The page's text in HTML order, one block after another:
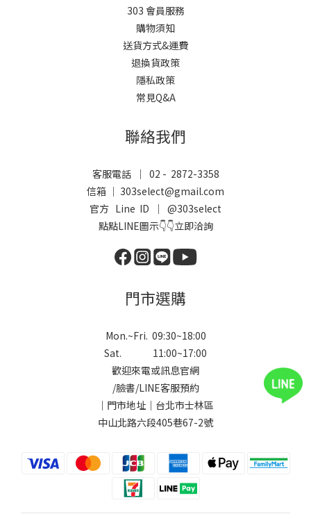
303 會員服務
購物須知
送貨方式&運費
退換貨政策
隱私政策
常見Q&A
聯絡我們
客服電話 ｜ 02 - 2872-3358
信箱 ｜ 303select@gmail.com
官方 Line ID ｜ @303select
點點LINE圖示👇👇立即洽詢
門市選購
Mon.~Fri. 09:30~18:00
Sat. 11:00~17:00
歡迎來電或訊息官網
/臉書/LINE客服預約
｜門市地址｜台北市士林區
中山北路六段405巷67-2號